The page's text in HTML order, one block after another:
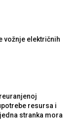
vožnje električnih
resursa i
stranka mora